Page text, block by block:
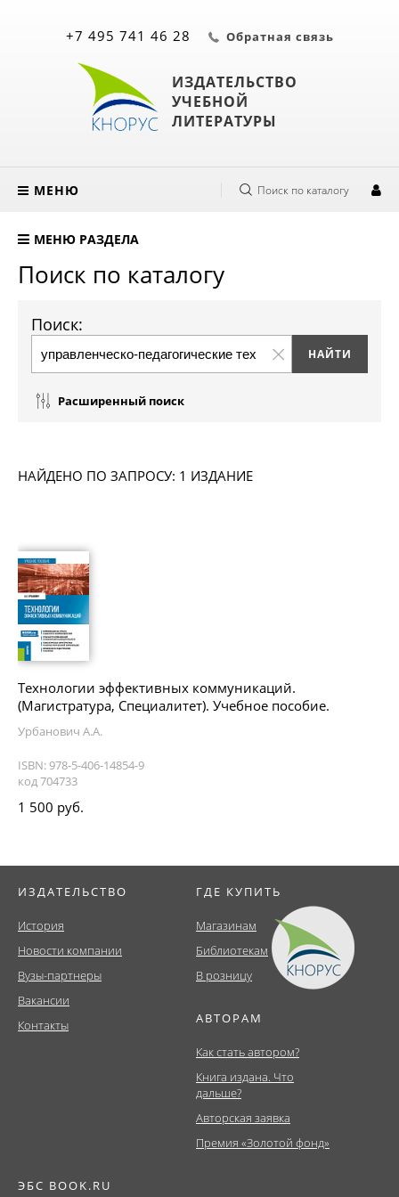
ИЗДАТЕЛЬСТВО
УЧЕБНОЙ
ЛИТЕРАТУРЫ
+7 495 741 46 28 Обратная связь
МЕНЮ Поиск по каталогу
МЕНЮ РАЗДЕЛА
Поиск по каталогу
Поиск:
Расширенный поиск
НАЙДЕНО ПО ЗАПРОСУ: 1 ИЗДАНИЕ
Технологии эффективных коммуникаций.
(Магистратура, Специалитет). Учебное пособие.
Урбанович А.А.
ISBN: 978-5-406-14854-9
код 704733
1 500 руб.
ИЗДАТЕЛЬСТВО
История
Новости компании
Вузы-партнеры
Вакансии
Контакты
ГДЕ КУПИТЬ
Магазинам
Библиотекам
В розницу
АВТОРАМ
Как стать автором?
Книга издана. Что
дальше?
Авторская заявка
Премия «Золотой фонд»
ЭБС BOOK.RU